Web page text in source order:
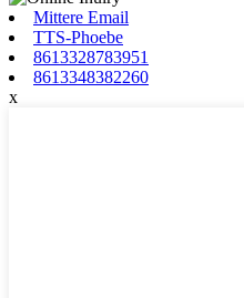
Mittere Email
TTS-Phoebe
8613328783951
8613348382260
x